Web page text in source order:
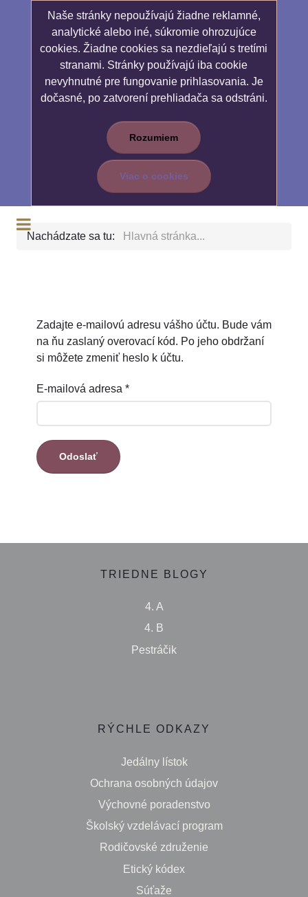
Naše stránky nepoužívajú žiadne reklamné,
analytické alebo iné, súkromie ohrozujúce
cookies. Žiadne cookies sa nezdieľajú s tretími
stranami. Stránky používajú iba cookie
nevyhnutné pre fungovanie prihlasovania. Je
dočasné, po zatvorení prehliadača sa odstráni.
Rozumiem
Viac o cookies
Nachádzate sa tu: Hlavná stránka...
Zadajte e-mailovú adresu vášho účtu. Bude vám
na ňu zaslaný overovací kód. Po jeho obdržaní
si môžete zmeniť heslo k účtu.
E-mailová adresa *
Odoslať
TRIEDNE BLOGY
4. A
4. B
Pestráčik
RÝCHLE ODKAZY
Jedálny lístok
Ochrana osobných údajov
Výchovné poradenstvo
Školský vzdelávací program
Rodičovské združenie
Etický kódex
Súťaže